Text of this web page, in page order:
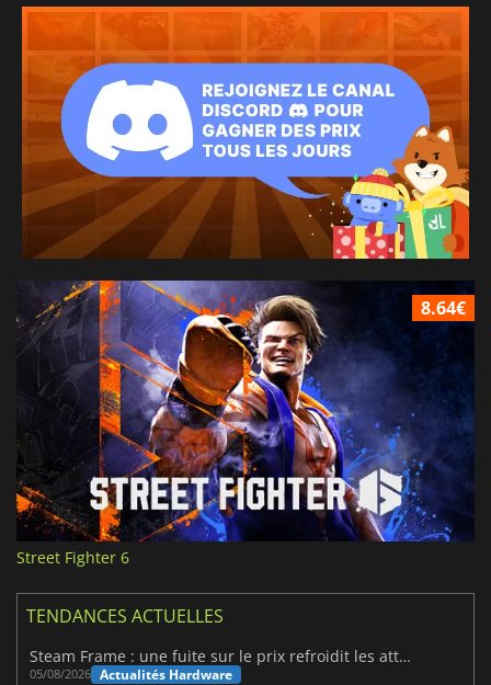
8.64€
Street Fighter 6
TENDANCES ACTUELLES
Steam Frame : une fuite sur le prix refroidit les attentes VR
05/08/2026 Actualités Hardware